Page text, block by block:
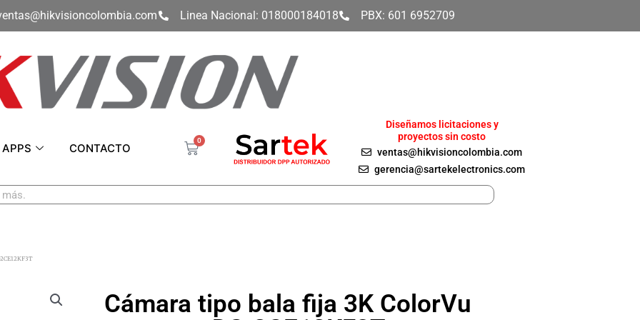
Linea Nacional: 018000184018 PBX: 601 6952709
APPS CONTACTO
0
Carrito
Diseñamos licitaciones y
proyectos sin costo
ventas@hikvisioncolombia.com
gerencia@sartekelectronics.com
Cámara tipo bala fija 3K ColorVu